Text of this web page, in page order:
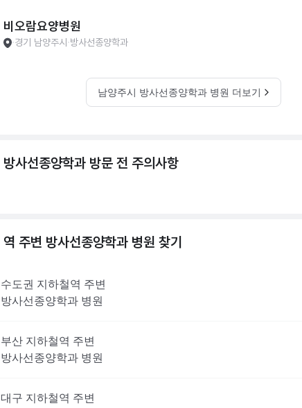
비오람요양병원
경기 남양주시 방사선종양학과
남양주시 방사선종양학과 병원 더보기
방사선종양학과 방문 전 주의사항
역 주변 방사선종양학과 병원 찾기
수도권 지하철역 주변
방사선종양학과 병원
부산 지하철역 주변
방사선종양학과 병원
대구 지하철역 주변